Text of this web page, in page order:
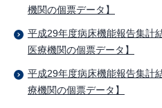
機関の個票データ】
平成29年度病床機能報告集計
医療機関の個票データ】
平成29年度病床機能報告集計
療機関の個票データ】